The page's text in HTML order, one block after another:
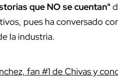
que NO se cuentan"
pues ha conversado
la industria.
fan #1 de Chivas y